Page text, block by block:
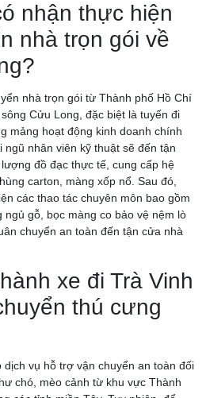
nhận thực hiện
nhà trọn gói về
nhà trọn gói từ Thành phố Hồ Chí
Cửu Long, đặc biệt là tuyến đi
mảng hoạt động kinh doanh chính
nhân viên kỹ thuật sẽ đến tận
đồ đạc thực tế, cung cấp hệ
carton, màng xốp nổ. Sau đó,
các thao tác chuyên môn bao gồm
gỗ, bọc màng co bảo vệ nệm lò
chuyển an toàn đến tận cửa nhà
xe đi Trà Vinh
thú cưng
dịch vụ hỗ trợ vận chuyển an toàn đối
chó, mèo cảnh từ khu vực Thành